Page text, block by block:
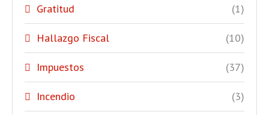
Gratitud (1)
Hallazgo Fiscal (10)
Impuestos (37)
Incendio (3)